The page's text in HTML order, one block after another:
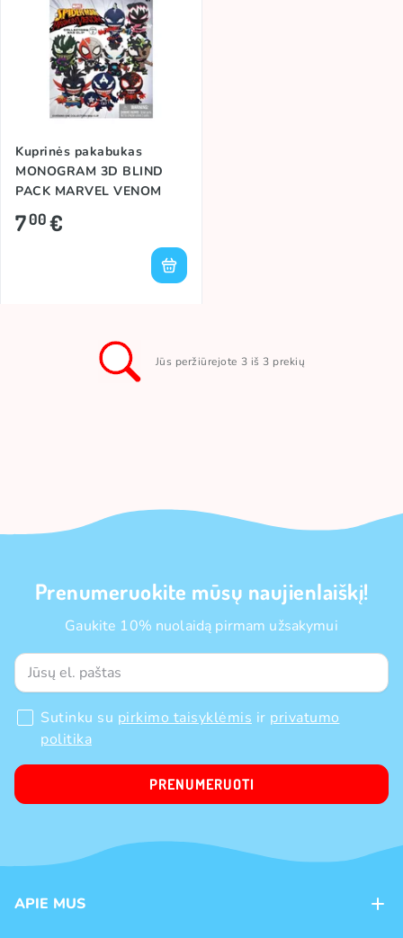
Kuprinės pakabukas
MONOGRAM 3D BLIND
PACK MARVEL VENOM
700€
Jūs peržiūrejote 3 iš 3 prekių
Prenumeruokite mūsų naujienlaiškį!
Gaukite 10% nuolaidą pirmam užsakymui
Sutinku su pirkimo taisyklėmis ir privatumo
politika
PRENUMERUOTI
APIE MUS